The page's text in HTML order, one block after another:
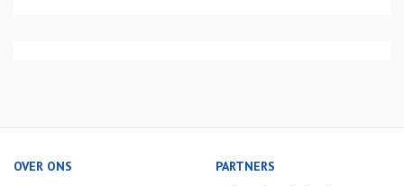
OVER ONS PARTNERS